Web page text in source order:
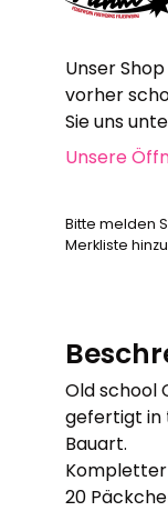
Unser
vorher
Sie uns
Unsere
Bitte melden
Merkliste
Old school
gefertigt in
Bauart.
Kompletter
20